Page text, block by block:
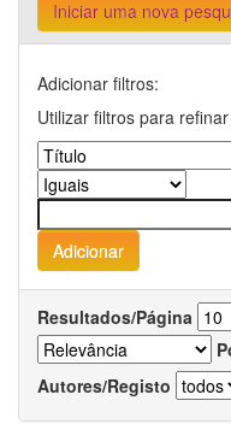
Iniciar uma nova
Adicionar filtros:
Utilizar filtros para
Resultados/Página
Autores/Registo